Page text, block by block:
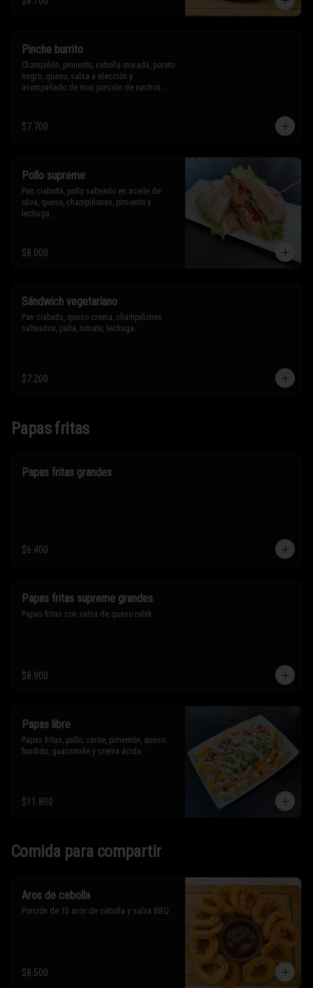
Sólo puedes solicitar eliminar un
Pinche burrito
Champiñón, pimiento, cebolla morada, poroto
negro, queso, salsa a elección y
acompañado de mini porción de nachos.
* Los ingredientes no son intercambiables.
$7.700
Pollo supreme
Pan ciabatta, pollo salteado en aceite de
oliva, queso, champiñones, pimiento y
lechuga.
* Los ingredientes no son intercambiables.
Sólo puedes solicitar eliminar un
$8.000
Sándwich vegetariano
Pan ciabatta, queso crema, champiñones
salteados, palta, tomate, lechuga.
ingrediente.
$7.200
Papas fritas
Papas fritas grandes
$6.400
Papas fritas supreme grandes
Papas fritas con salsa de queso rubik.
$8.900
Papas libre
Papas fritas, pollo, carne, pimentón, queso
fundido, guacamole y crema ácida.
$11.800
Comida para compartir
Aros de cebolla
Porción de 15 aros de cebolla y salsa BBQ.
$8.500